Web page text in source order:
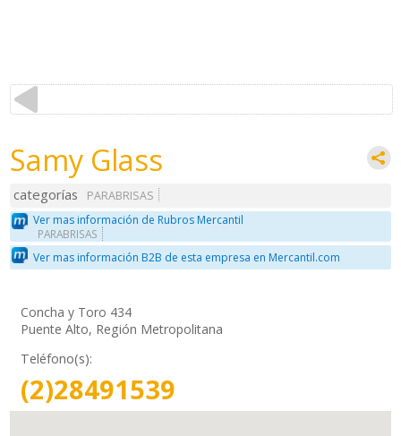
Samy Glass
categorías
PARABRISAS
Ver mas información de Rubros Mercantil
PARABRISAS
Ver mas información B2B de esta empresa en Mercantil.com
Concha y Toro 434
Puente Alto, Región Metropolitana
Teléfono(s):
(2)28491539